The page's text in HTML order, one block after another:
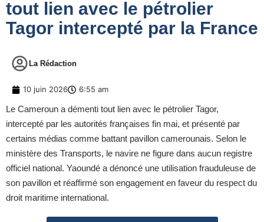
tout lien avec le pétrolier
Tagor intercepté par la France
La Rédaction
10 juin 2026 6:55 am
Le Cameroun a démenti tout lien avec le pétrolier Tagor,
intercepté par les autorités françaises fin mai, et présenté par
certains médias comme battant pavillon camerounais. Selon le
ministère des Transports, le navire ne figure dans aucun registre
officiel national. Yaoundé a dénoncé une utilisation frauduleuse de
son pavillon et réaffirmé son engagement en faveur du respect du
droit maritime international.